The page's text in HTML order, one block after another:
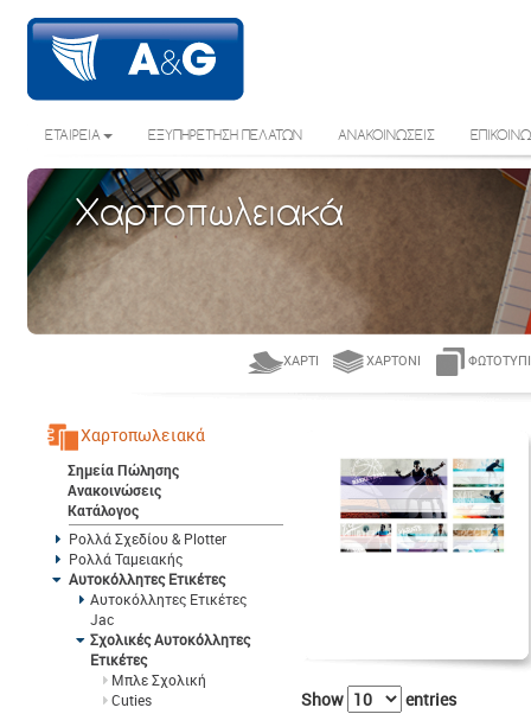
ΕΤΑΙΡΕΙΑ ΕΞΥΠΗΡΕΤΗΣΗ ΠΕΛΑΤΩΝ ΑΝΑΚΟΙΝΩΣΕΙΣ
Χαρτοπωλειακά
ΧΑΡΤΊ ΧΑΡΤΌΝΙ
Χαρτοπωλειακά
Σημεία Πώλησης
Ανακοινώσεις
Κατάλογος
Ρολλά Σχεδίου & Plotter
Ρολλά Ταμειακής
Αυτοκόλλητες Ετικέτες
Αυτοκόλλητες Ετικέτες
Jac
Σχολικές Αυτοκόλλητες
Ετικέτες
Μπλε Σχολική
Cuties
Show entries